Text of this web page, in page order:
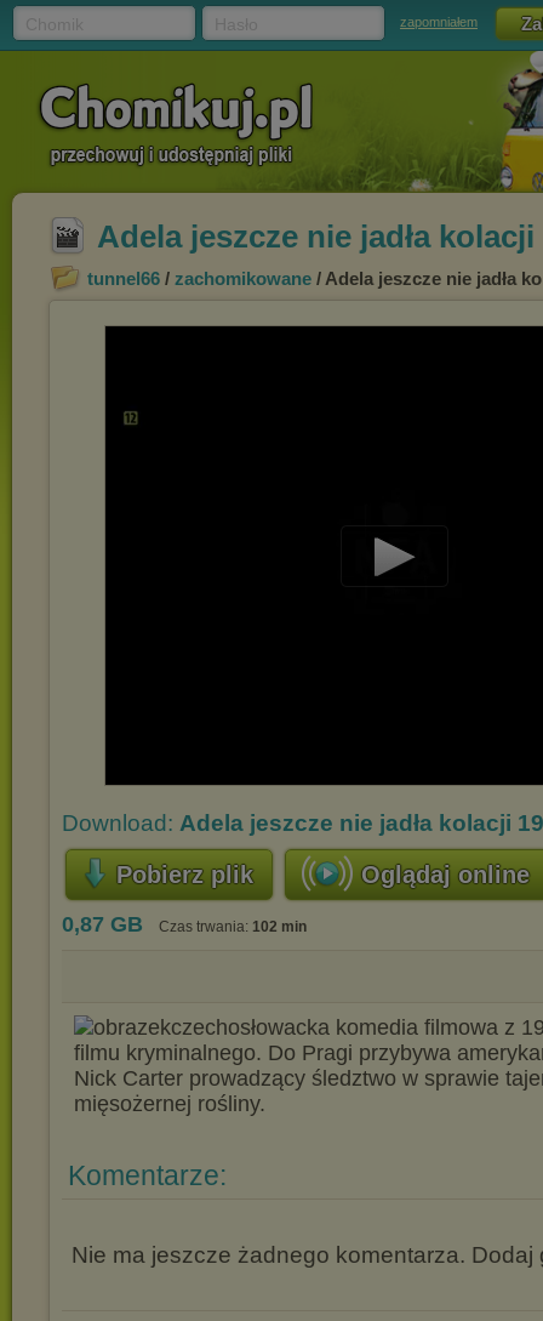
zapomniałem
Adela jeszcze nie jadła
tunnel66 / zachomikowane / Adela jeszcze nie jadła
Download: Adela jeszcze nie jadła kolacji
Pobierz plik Oglądaj online
0,87 GB Czas trwania: 102 min
czechosłowacka komedia filmowa z
filmu kryminalnego. Do Pragi przybywa
Nick Carter prowadzący śledztwo w sprawie
mięsożernej rośliny.
Komentarze:
Nie ma jeszcze żadnego komentarza. Dodaj